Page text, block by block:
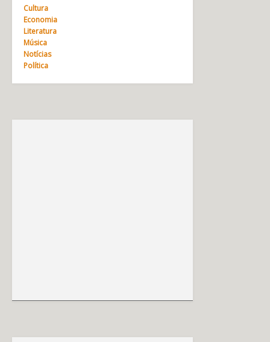
Cultura
Economia
Literatura
Música
Notícias
Política